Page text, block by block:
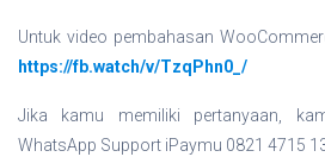
Untuk video pembahasan
https://fb.watch/v/TzqPhn0_/
Jika kamu memiliki pertanyaan,
WhatsApp Support iPaymu 0821 4715